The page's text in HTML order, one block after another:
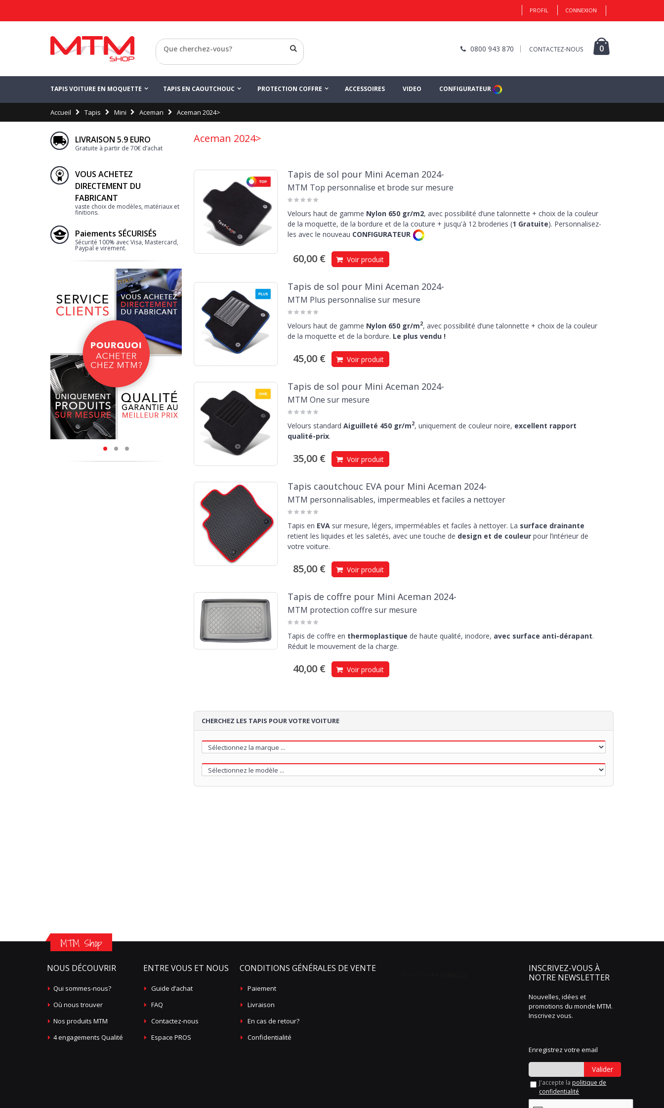
PROFIL CONNEXION
0800 943 870 CONTACTEZ-NOUS 0
Retour
TAPIS VOITURE EN MOQUETTE TAPIS EN CAOUTCHOUC PROTECTION COFFRE ACCESSOIRES VIDEO CONFIGURATEUR
Accueil Tapis Mini Aceman Aceman 2024>
Aceman 2024>
Tapis de sol pour Mini Aceman 2024-
MTM Top personnalise et brode sur mesure
Velours haut de gamme Nylon 650 gr/m2, avec possibilité d’une talonnette + choix de la couleur
de la moquette, de la bordure et de la couture + jusqu'à 12 broderies (1 Gratuite). Personnalisez-
les avec le nouveau CONFIGURATEUR
60,00 € Voir produit
Tapis de sol pour Mini Aceman 2024-
MTM Plus personnalise sur mesure
Velours haut de gamme Nylon 650 gr/m2, avec possibilité d’une talonnette + choix de la couleur
de la moquette et de la bordure. Le plus vendu !
45,00 € Voir produit
Tapis de sol pour Mini Aceman 2024-
MTM One sur mesure
Velours standard Aiguilleté 450 gr/m2, uniquement de couleur noire, excellent rapport
qualité-prix.
35,00 € Voir produit
Tapis caoutchouc EVA pour Mini Aceman 2024-
MTM personnalisables, impermeables et faciles a nettoyer
Tapis en EVAsur mesure, légers, imperméables et faciles à nettoyer. La surface drainante
retient les liquides et les saletés, avec une touche de design et de couleurpour l’intérieur de
votre voiture.
85,00 € Voir produit
Tapis de coffre pour Mini Aceman 2024-
MTM protection coffre sur mesure
Tapis de coffre en thermoplastique de haute qualité, inodore, avec surface anti-dérapant.
Réduit le mouvement de la charge.
40,00 € Voir produit
CHERCHEZ LES TAPIS POUR VOTRE VOITURE
LIVRAISON 5.9 EURO
Gratuite à partir de 70€ d’achat
VOUS ACHETEZ
DIRECTEMENT DU
FABRICANT
vaste choix de modèles, matériaux et
finitions.
Paiements SÉCURISÉS
Sécurité 100% avec Visa, Mastercard,
Paypal e virement.
MTM Shop
NOUS DÉCOUVRIR
Qui sommes-nous?
Où nous trouver
Nos produits MTM
4 engagements Qualité
ENTRE VOUS ET NOUS
Guide d’achat
FAQ
Contactez-nous
Espace PROS
CONDITIONS GÉNÉRALES DE VENTE
Paiement
Livraison
En cas de retour?
Confidentialité
INSCRIVEZ-VOUS À
NOTRE NEWSLETTER
Nouvelles, idées et
promotions du monde MTM.
Inscrivez vous.
Enregistrez votre email
Valider
J'accepte la politique de
confidentialité